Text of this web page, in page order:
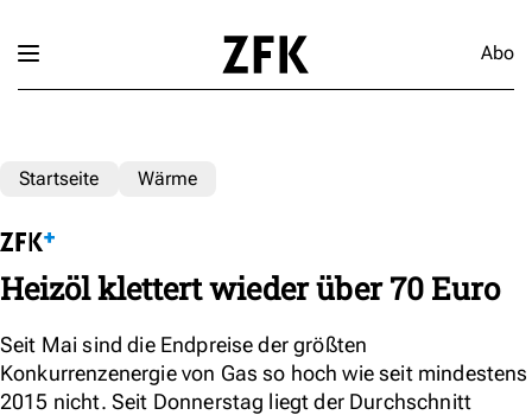
Abo
Startseite Wärme
Heizöl klettert wieder über 70 Euro
Seit Mai sind die Endpreise der größten
Konkurrenzenergie von Gas so hoch wie seit mindestens
2015 nicht. Seit Donnerstag liegt der Durchschnitt